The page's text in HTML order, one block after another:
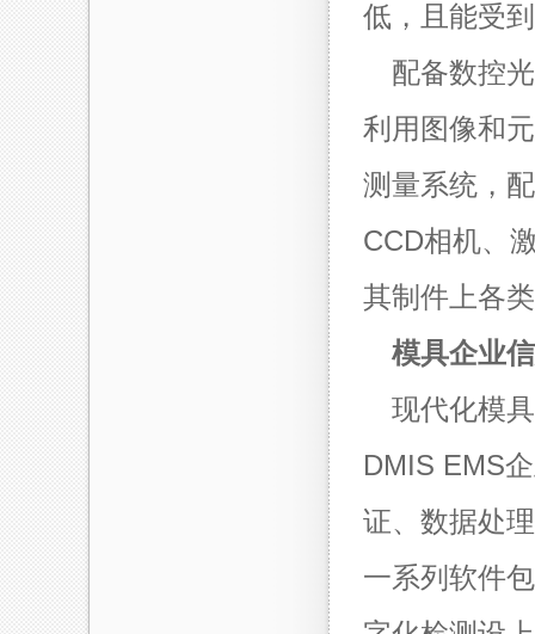
低，且能受
配备数控
利用图像和
测量系统，
CCD相机、
其制件上各
模具企业
现代化模
DMIS EMS
证、数据处
一系列软件